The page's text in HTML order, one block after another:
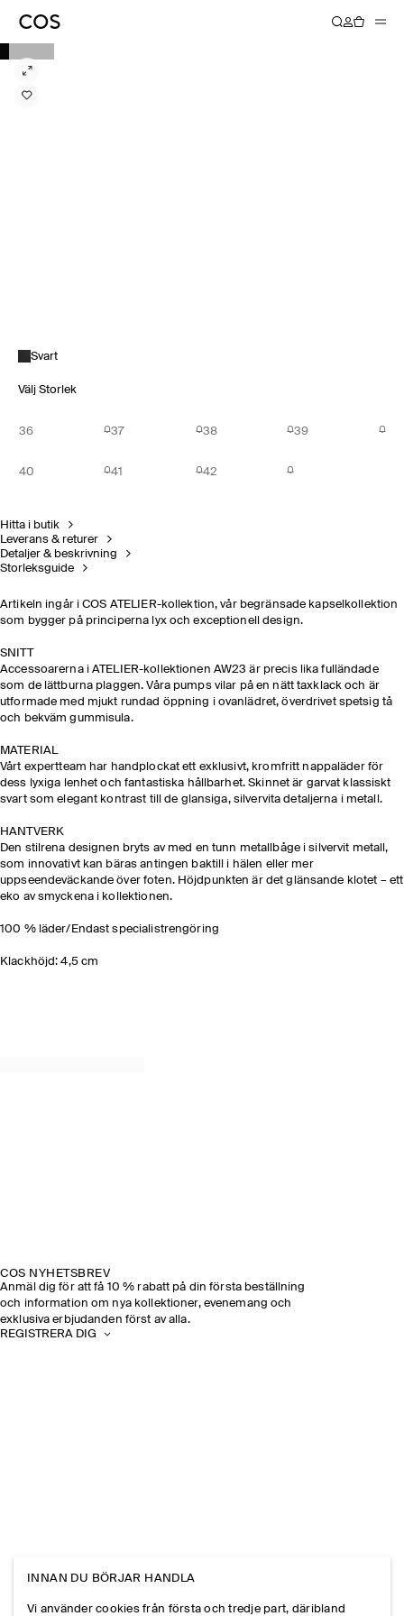
Svart
Välj Storlek
36 37 38 39
40 41 42
Hitta i butik
Leverans & returer
Detaljer & beskrivning
Storleksguide
Artikeln ingår i COS ATELIER-kollektion, vår begränsade kapselkollektion
som bygger på principerna lyx och exceptionell design. ​
SNITT
Accessoarerna i ATELIER-kollektionen AW23 är precis lika fulländade
som de lättburna plaggen. Våra pumps vilar på en nätt taxklack och är
utformade med mjukt rundad öppning i ovanlädret, överdrivet spetsig tå
och bekväm gummisula.
MATERIAL​
Vårt expertteam har handplockat ett exklusivt, kromfritt nappaläder för
dess lyxiga lenhet och fantastiska hållbarhet. Skinnet är garvat klassiskt
svart som elegant kontrast till de glansiga, silvervita detaljerna i metall.
HANTVERK​
Den stilrena designen bryts av med en tunn metallbåge i silvervit metall,
som innovativt kan bäras antingen baktill i hälen eller mer
uppseendeväckande över foten. Höjdpunkten är det glänsande klotet – ett
eko av smyckena i kollektionen.
100 % läder/Endast specialistrengöring
Klackhöjd: 4,5 cm​
COS NYHETSBREV
Anmäl dig för att få 10 % rabatt på din första beställning
och information om nya kollektioner, evenemang och
exklusiva erbjudanden först av alla.
REGISTRERA DIG
INNAN DU BÖRJAR HANDLA
Vi använder cookies från första och tredje part, däribland